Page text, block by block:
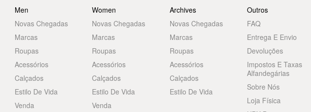
Men
Novas Chegadas
Marcas
Roupas
Acessórios
Calçados
Estilo De Vida
Venda
Women
Novas Chegadas
Marcas
Roupas
Acessórios
Calçados
Estilo De Vida
Venda
Archives
Novas Chegadas
Marcas
Roupas
Acessórios
Calçados
Estilo De Vida
Outros
FAQ
Entrega E Envio
Devoluções
Impostos E Taxas
Alfandegárias
Sobre Nós
Loja Física